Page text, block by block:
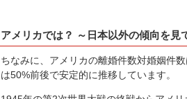
アメリカでは？ ～日本以外の傾向を見
ちなみに、アメリカの離婚件数対婚姻件
は50%前後で安定的に推移しています。